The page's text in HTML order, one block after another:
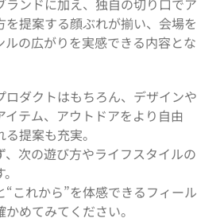
ランドに加え、独自の切り口でア
を提案する顔ぶれが揃い、会場を
の広がりを実感できる内容とな
ロダクトはもちろん、デザインや
イテム、アウトドアをより自由
提案も充実。
、次の遊び方やライフスタイルの
“これから”を体感できるフィール
めてみてください。